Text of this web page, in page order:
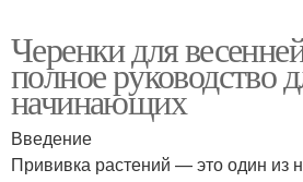
Черенки для
полное руководство
начинающих
Введение
Прививка растений — это один из